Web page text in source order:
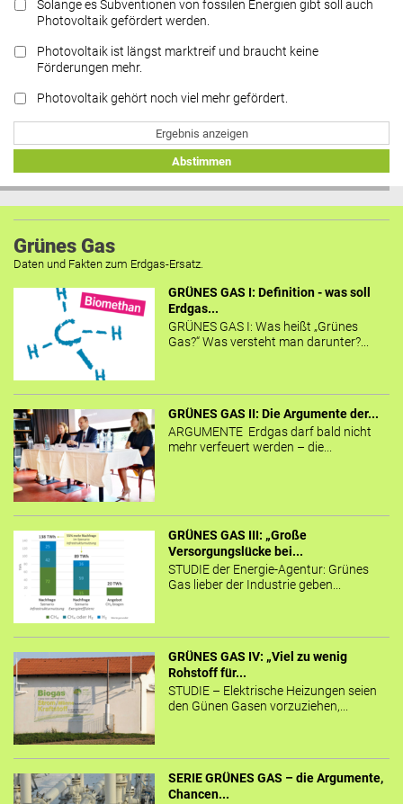
Solange es Subventionen von fossilen Energien gibt soll auch
Photovoltaik gefördert werden.
Photovoltaik ist längst marktreif und braucht keine
Förderungen mehr.
Photovoltaik gehört noch viel mehr gefördert.
Ergebnis anzeigen
Abstimmen
Grünes Gas
Daten und Fakten zum Erdgas-Ersatz.
GRÜNES GAS I: Definition - was soll
Erdgas...
GRÜNES GAS I: Was heißt „Grünes
Gas?“ Was versteht man darunter?...
GRÜNES GAS II: Die Argumente der...
ARGUMENTE Erdgas darf bald nicht
mehr verfeuert werden – die...
GRÜNES GAS III: „Große
Versorgungslücke bei...
STUDIE der Energie-Agentur: Grünes
Gas lieber der Industrie geben...
GRÜNES GAS IV: „Viel zu wenig
Rohstoff für...
STUDIE – Elektrische Heizungen seien
den Günen Gasen vorzuziehen,...
SERIE GRÜNES GAS – die Argumente,
Chancen...